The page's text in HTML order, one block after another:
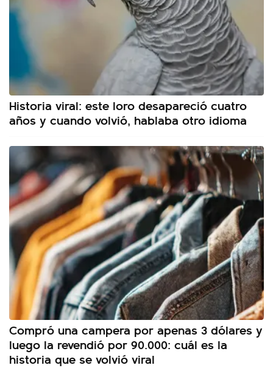
Historia viral: este loro desapareció cuatro
años y cuando volvió, hablaba otro idioma
Compró una campera por apenas 3 dólares y
luego la revendió por 90.000: cuál es la
historia que se volvió viral